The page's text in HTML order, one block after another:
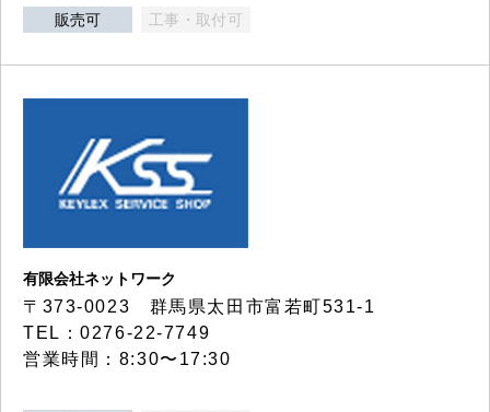
販売可 工事・取付可
有限会社ネットワーク
〒373-0023 群馬県太田市富若町531-1
TEL：0276-22-7749
営業時間：8:30〜17:30